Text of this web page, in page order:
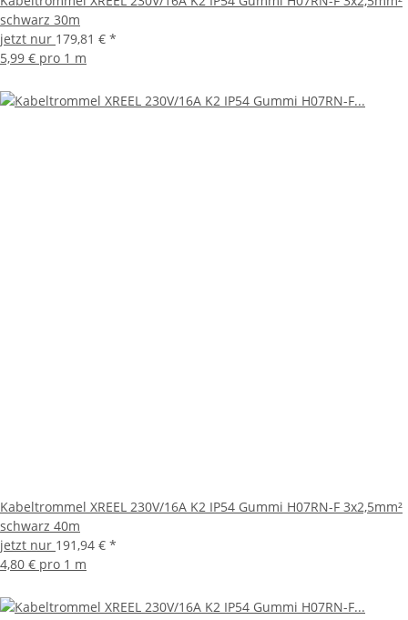
schwarz 30m
jetzt nur 179,81 € *
5,99 € pro 1 m
Kabeltrommel XREEL 230V/16A K2 IP54 Gummi H07RN-F 3x2,5mm²
schwarz 40m
jetzt nur 191,94 € *
4,80 € pro 1 m